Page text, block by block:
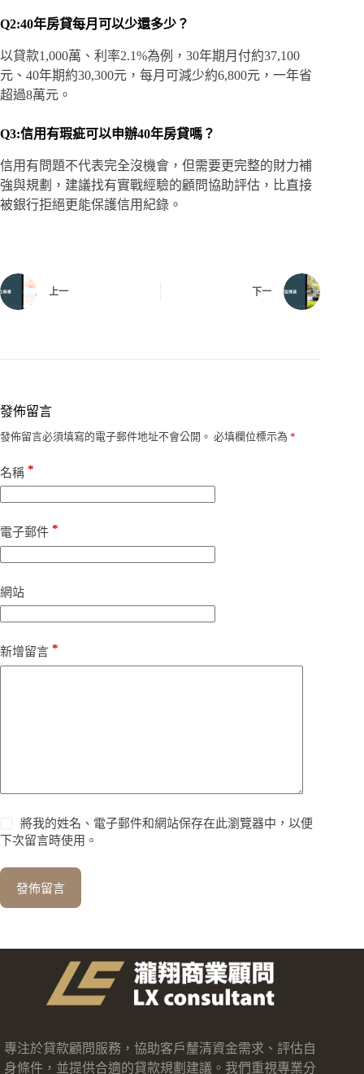
Q2:40年房貸每月可以少還多少？
以貸款1,000萬、利率2.1%為例，30年期月付約37,100
元、40年期約30,300元，每月可減少約6,800元，一年省
超過8萬元。
Q3:信用有瑕疵可以申辦40年房貸嗎？
信用有問題不代表完全沒機會，但需要更完整的財力補
強與規劃，建議找有實戰經驗的顧問協助評估，比直接
被銀行拒絕更能保護信用紀錄。
上一 下一
發佈留言
發佈留言必須填寫的電子郵件地址不會公開。 必填欄位標示為 *
名稱 *
電子郵件 *
網站
新增留言 *
將我的姓名、電子郵件和網站保存在此瀏覽器中，以便
下次留言時使用。
發佈留言
專注於貸款顧問服務，協助客戶釐清資金需求、評估自
身條件，並提供合適的貸款規劃建議。我們重視專業分